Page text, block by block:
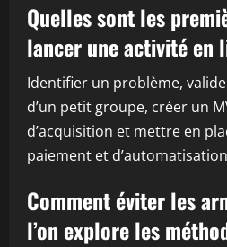
Quelles sont les
lancer une activité en
Identifier un problème,
d’un petit groupe, créer un
d’acquisition et mettre en
paiement et
Comment éviter les
l’on explore les